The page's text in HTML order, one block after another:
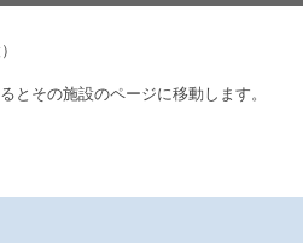
とその施設のページに移動します。